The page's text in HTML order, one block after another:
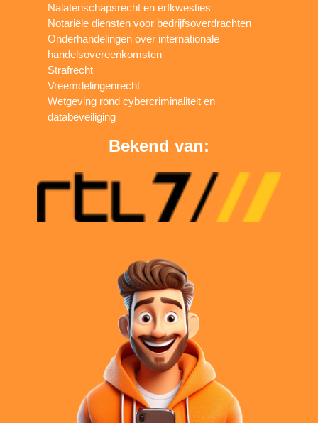
Nalatenschapsrecht en erfkwesties
Notariële diensten voor bedrijfsoverdrachten
Onderhandelingen over internationale
handelsovereenkomsten
Strafrecht
Vreemdelingenrecht
Wetgeving rond cybercriminaliteit en
databeveiliging
Bekend van: